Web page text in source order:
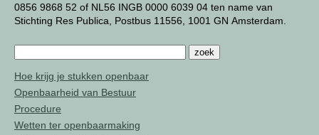
0856 9868 52 of NL56 INGB 0000 6039 04 ten name van
Stichting Res Publica, Postbus 11556, 1001 GN Amsterdam.
Hoe krijg je stukken openbaar
Openbaarheid van Bestuur
Procedure
Wetten ter openbaarmaking